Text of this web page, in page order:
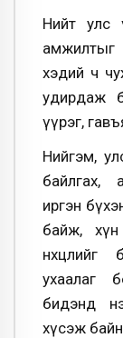
Нийт улс
амжилтыг
хэдий ч
удирдаж
үүрэг,
Нийгэм,
байлгах,
иргэн
байж,
ухаалаг
бидэнд
хүсэж